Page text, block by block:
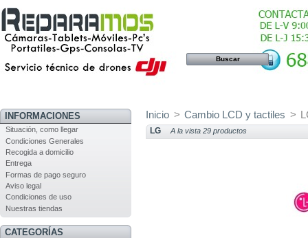
INFORMACIONES
Situación, como llegar
Condiciones Generales
Recogida a domicilio
Entrega
Formas de pago seguro
Aviso legal
Condiciones de uso
Nuestras tiendas
CATEGORÍAS
Inicio > Cambio LCD y tactiles >
LG A la vista 29 productos